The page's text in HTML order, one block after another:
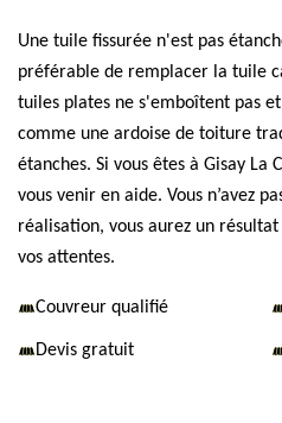
Une tuile fissurée n'est pas
préférable de remplacer la tuile
tuiles plates ne s'emboîtent pas
comme une ardoise de toiture
étanches. Si vous êtes à Gisay La
vous venir en aide. Vous n’avez
réalisation, vous aurez un
vos attentes.
Couvreur qualifié
Devis gratuit